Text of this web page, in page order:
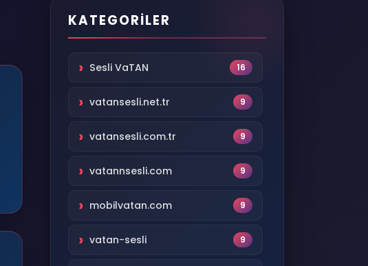
KATEGORILER
Sesli VaTAN 16
vatansesli.net.tr 9
vatansesli.com.tr 9
vatannsesli.com 9
mobilvatan.com 9
vatan-sesli 9